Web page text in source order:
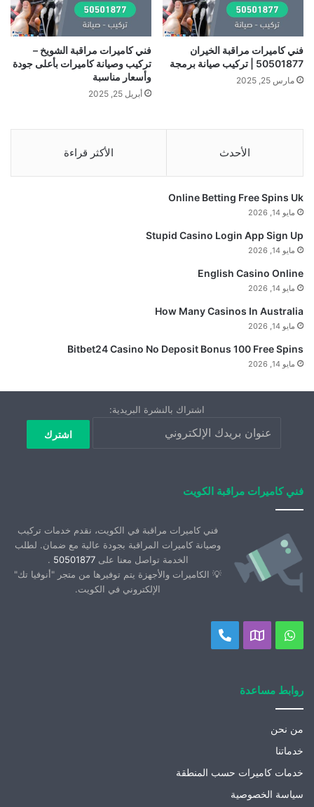
فني كاميرات مراقبة الخيران
50501877 | تركيب صيانة برمجة
مارس 25, 2025
فني كاميرات مراقبة الشويخ –
تركيب وصيانة كاميرات بأعلى جودة
وأسعار مناسبة
أبريل 25, 2025
الأحدث الأكثر قراءة
Online Betting Free Spins Uk
مايو 14, 2026
Stupid Casino Login App Sign Up
مايو 14, 2026
English Casino Online
مايو 14, 2026
How Many Casinos In Australia
مايو 14, 2026
Bitbet24 Casino No Deposit Bonus 100 Free Spins
مايو 14, 2026
اشتراك بالنشرة البريدية:
فني كاميرات مراقبة الكويت
فني كاميرات مراقبة في الكويت، نقدم خدمات تركيب
وصيانة كاميرات المراقبة بجودة عالية مع ضمان. لطلب
الخدمة تواصل معنا على50501877
.
💡 الكاميرات والأجهزة يتم توفيرها من متجر "أنوفيا تك"
الإلكتروني في الكويت.
واتسابموقعنا
خريطة
اتصل
روابط مساعدة
من نحن
خدماتنا
خدمات كاميرات حسب المنطقة
سياسة الخصوصية